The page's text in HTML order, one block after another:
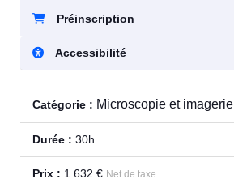
Préinscription
Accessibilité
Catégorie : Microscopie et imagerie
Durée : 30h
Prix : 1 632 € Net de taxe